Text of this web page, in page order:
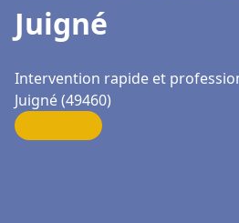
Juigné
Intervention rapide et
Juigné (49460)